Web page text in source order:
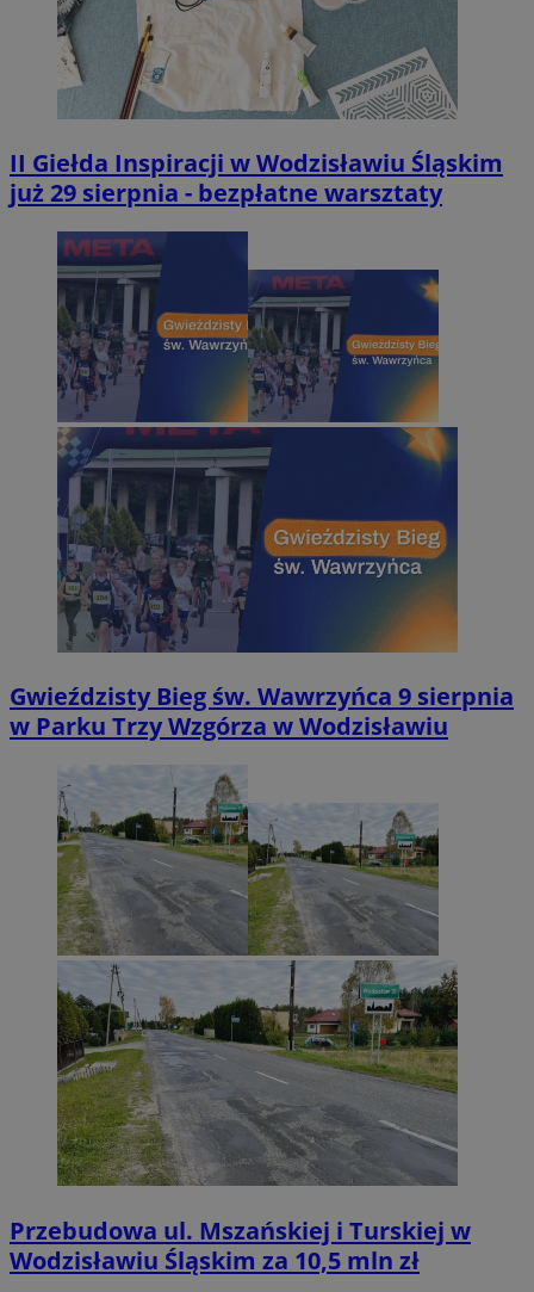
II Giełda Inspiracji w Wodzisławiu Śląskim
już 29 sierpnia - bezpłatne warsztaty
Gwieździsty Bieg św. Wawrzyńca 9 sierpnia
w Parku Trzy Wzgórza w Wodzisławiu
Przebudowa ul. Mszańskiej i Turskiej w
Wodzisławiu Śląskim za 10,5 mln zł